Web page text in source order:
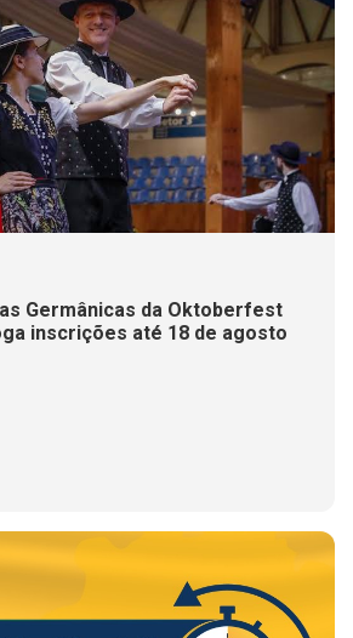
Germânicas da Oktoberfest
inscrições até 18 de agosto